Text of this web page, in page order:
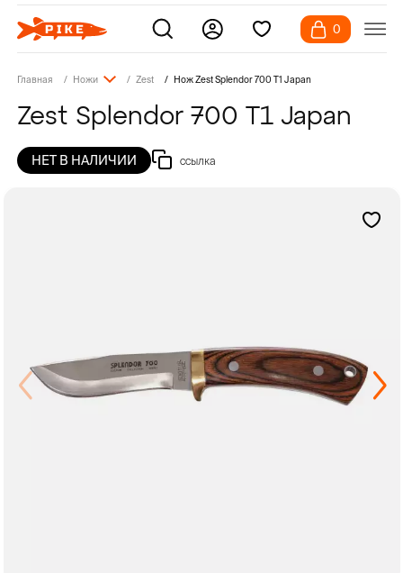
0
Главная Ножи Zest Нож Zest Splendor 700 T1 Japan
Zest Splendor 700 T1 Japan
НЕТ В НАЛИЧИИ ссылка